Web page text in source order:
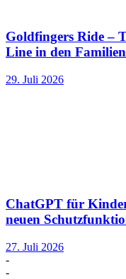
Goldfingers Ride –
Line in den
29. Juli 2026
ChatGPT für
neuen
27. Juli 2026
-
-